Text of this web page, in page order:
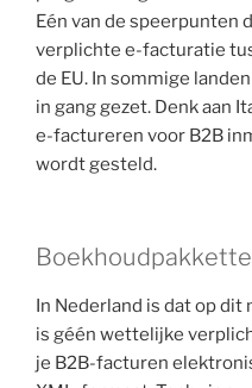
Eén van de speerpunten
verplichte e-facturatie
de EU. In sommige
in gang gezet. Denk aan
e-factureren voor B2B
wordt gesteld.
In Nederland is dat op dit
is géén wettelijke
je B2B-facturen